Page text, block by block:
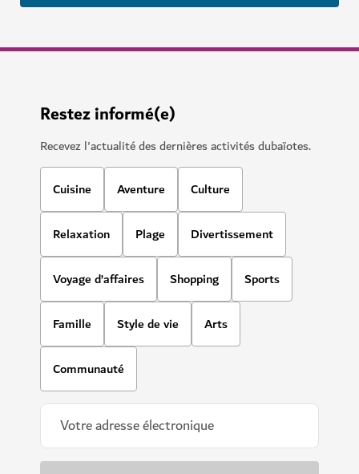
Restez informé(e)
Recevez l'actualité des dernières activités dubaïotes.
Cuisine Aventure Culture
Relaxation Plage Divertissement
Voyage d’affaires Shopping Sports
Famille Style de vie Arts
Communauté